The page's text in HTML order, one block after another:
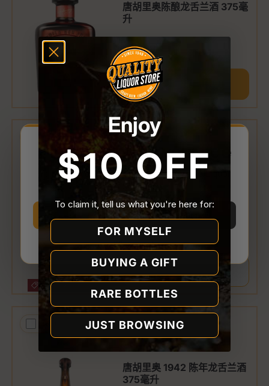
唐胡里奥陈酿龙舌兰酒 375毫
升
原价
$39.99
最高可享$60.00折扣
Don Julio 1942 FIFA 世界杯
有存货
促销价
从$14.99 原价
$19.99
唐胡里奥 1942 陈年龙舌兰酒
375毫升
Please confirm your age
You must be 21 or olderto enter Quality Liquor
Store.
Why we ask
Enjoy
$10 OFF
To claim it, tell us what you're here for:
FOR MYSELF
BUYING A GIFT
RARE BOTTLES
JUST BROWSING